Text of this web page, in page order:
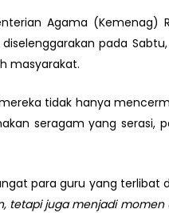
Agama (Kemenag)
pada
masyarakat.
tidak hanya
seragam yang
para guru yang terlibat
juga menjadi